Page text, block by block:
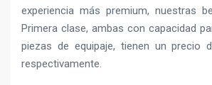
experiencia más premium, nuestras
Primera clase, ambas con capacidad
piezas de equipaje, tienen un precio
respectivamente.